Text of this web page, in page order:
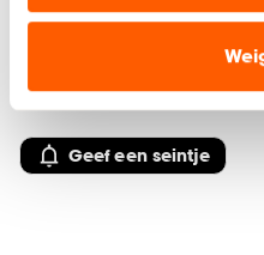
relevante informatie
advertenties en
van alle cookies, of klik
42.
Geef een seintje